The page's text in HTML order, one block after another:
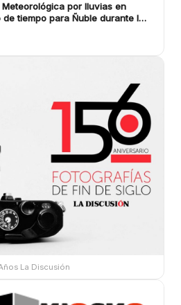
Meteorológica por lluvias en
tiempo para Ñuble durante la
La Discusión